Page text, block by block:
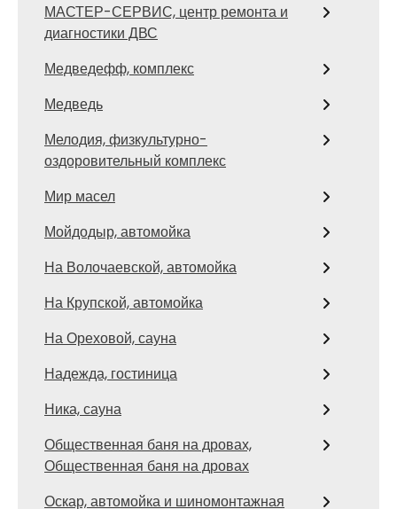
МАСТЕР-СЕРВИС, центр ремонта и
диагностики ДВС
Медведефф, комплекс
Медведь
Мелодия, физкультурно-
оздоровительный комплекс
Мир масел
Мойдодыр, автомойка
На Волочаевской, автомойка
На Крупской, автомойка
На Ореховой, сауна
Надежда, гостиница
Ника, сауна
Общественная баня на дровах,
Общественная баня на дровах
Оскар, автомойка и шиномонтажная